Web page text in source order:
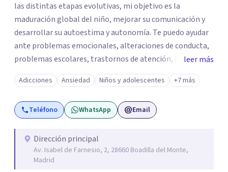
las distintas etapas evolutivas, mi objetivo es la
maduración global del niño, mejorar su comunicación y
desarrollar su autoestima y autonomía. Te puedo ayudar
ante problemas emocionales, alteraciones de conducta,
problemas escolares, trastornos de atención, miedos,
ansiedad. El apoyo a los padres es un pilar importante de
mi trabajo, dotándoles de herramientas que les ayuden a
comprender mejor a su hijo en cada etapa y sentirse
apoyados en su inestimable labor, desde el respeto a las
En la terapia con adultos y pareja utilizo un enfoque
integrador, relacional, concibo al ser humano como un
ser activo y con un alto poder de cambio, soy especialista
leer más
Adicciones Ansiedad Niños y adolescentes +7 más
Teléfono WhatsApp Email
Dirección principal
Av. Isabel de Farnesio, 2, 28660 Boadilla del Monte,
Madrid